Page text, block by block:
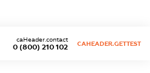
0 (800) 210 102
caHeader.contact
CAHEADER.GETTEST